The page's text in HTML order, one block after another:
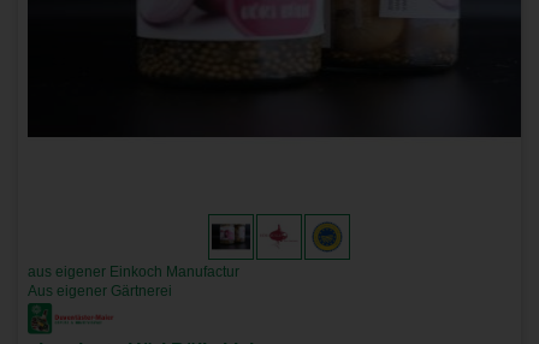
aus eigener Einkoch Manufactur
Aus eigener Gärtnerei